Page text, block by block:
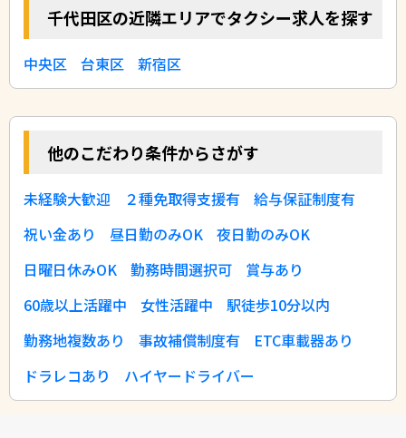
千代田区の近隣エリアでタクシー求人を探す
中央区 台東区 新宿区
他のこだわり条件からさがす
未経験大歓迎 ２種免取得支援有
給与保証制度有
祝い金あり
昼日勤のみOK
夜日勤のみOK
日曜日休みOK
勤務時間選択可
賞与あり
60歳以上活躍中
女性活躍中
駅徒歩10分以内
勤務地複数あり
事故補償制度有
ETC車載器あり
ドラレコあり
ハイヤードライバー